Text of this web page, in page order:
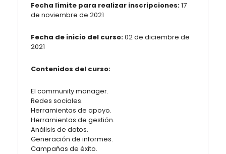
Fecha límite para realizar inscripciones:17
de noviembre de 2021
Fecha de inicio del curso:02 de diciembre de
2021
Contenidos del curso:
El community manager.
Redes sociales.
Herramientas de apoyo.
Herramientas de gestión.
Análisis de datos.
Generación de informes.
Campañas de éxito.